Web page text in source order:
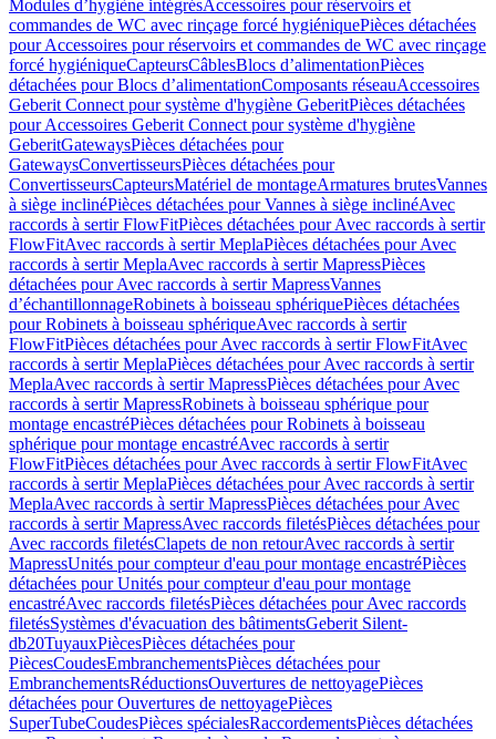
Modules d’hygiène intégrésAccessoires pour réservoirs et
commandes de WC avec rinçage forcé hygiéniquePièces détachées
pour Accessoires pour réservoirs et commandes de WC avec rinçage
forcé hygiéniqueCapteursCâblesBlocs d’alimentationPièces
détachées pour Blocs d’alimentationComposants réseauAccessoires
Geberit Connect pour système d'hygiène GeberitPièces détachées
pour Accessoires Geberit Connect pour système d'hygiène
GeberitGatewaysPièces détachées pour
GatewaysConvertisseursPièces détachées pour
ConvertisseursCapteursMatériel de montageArmatures brutesVannes
à siège inclinéPièces détachées pour Vannes à siège inclinéAvec
raccords à sertir FlowFitPièces détachées pour Avec raccords à sertir
FlowFitAvec raccords à sertir MeplaPièces détachées pour Avec
raccords à sertir MeplaAvec raccords à sertir MapressPièces
détachées pour Avec raccords à sertir MapressVannes
d’échantillonnageRobinets à boisseau sphériquePièces détachées
pour Robinets à boisseau sphériqueAvec raccords à sertir
FlowFitPièces détachées pour Avec raccords à sertir FlowFitAvec
raccords à sertir MeplaPièces détachées pour Avec raccords à sertir
MeplaAvec raccords à sertir MapressPièces détachées pour Avec
raccords à sertir MapressRobinets à boisseau sphérique pour
montage encastréPièces détachées pour Robinets à boisseau
sphérique pour montage encastréAvec raccords à sertir
FlowFitPièces détachées pour Avec raccords à sertir FlowFitAvec
raccords à sertir MeplaPièces détachées pour Avec raccords à sertir
MeplaAvec raccords à sertir MapressPièces détachées pour Avec
raccords à sertir MapressAvec raccords filetésPièces détachées pour
Avec raccords filetésClapets de non retourAvec raccords à sertir
MapressUnités pour compteur d'eau pour montage encastréPièces
détachées pour Unités pour compteur d'eau pour montage
encastréAvec raccords filetésPièces détachées pour Avec raccords
filetésSystèmes d'évacuation des bâtimentsGeberit Silent-
db20TuyauxPiècesPièces détachées pour
PiècesCoudesEmbranchementsPièces détachées pour
EmbranchementsRéductionsOuvertures de nettoyagePièces
détachées pour Ouvertures de nettoyagePièces
SuperTubeCoudesPièces spécialesRaccordementsPièces détachées